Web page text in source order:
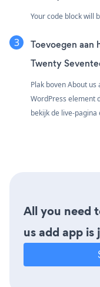
Your code block will
Toevoegen
Twenty
Plak boven About
WordPress element
bekijk de live-
All you need
us add app